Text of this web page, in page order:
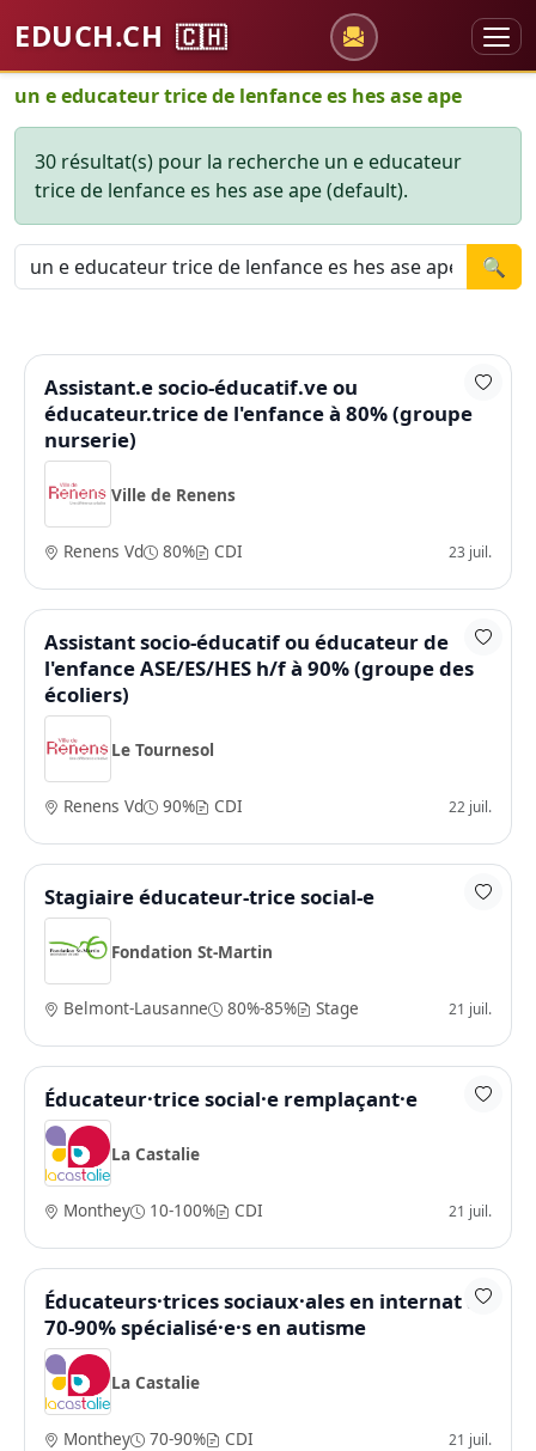
EDUCH.CH 🇨🇭
un e educateur trice de lenfance es hes ase ape
30 résultat(s) pour la recherche un e educateur
trice de lenfance es hes ase ape (default).
🔍
Assistant.e socio-éducatif.ve ou
éducateur.trice de l'enfance à 80% (groupe
nurserie)
Ville de Renens
Renens Vd 80% CDI 23 juil.
Assistant socio-éducatif ou éducateur de
l'enfance ASE/ES/HES h/f à 90% (groupe des
écoliers)
Le Tournesol
Renens Vd 90% CDI 22 juil.
Stagiaire éducateur-trice social-e
Fondation St-Martin
Belmont-Lausanne 80%-85% Stage 21 juil.
Éducateur·trice social·e remplaçant·e
La Castalie
Monthey 10-100% CDI 21 juil.
Éducateurs·trices sociaux·ales en internat à
70-90% spécialisé·e·s en autisme
La Castalie
Monthey 70-90% CDI 21 juil.